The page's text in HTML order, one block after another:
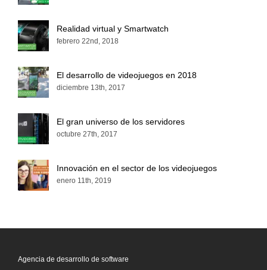
Realidad virtual y Smartwatch
febrero 22nd, 2018
El desarrollo de videojuegos en 2018
diciembre 13th, 2017
El gran universo de los servidores
octubre 27th, 2017
Innovación en el sector de los videojuegos
enero 11th, 2019
Agencia de desarrollo de software